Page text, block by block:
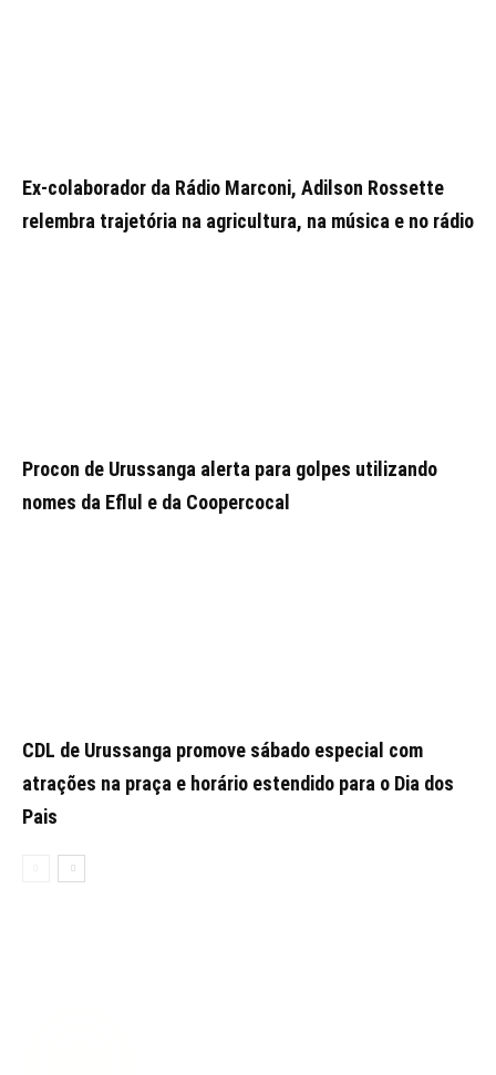
Ex-colaborador da Rádio Marconi, Adilson Rossette
relembra trajetória na agricultura, na música e no rádio
Procon de Urussanga alerta para golpes utilizando
nomes da Eflul e da Coopercocal
CDL de Urussanga promove sábado especial com
atrações na praça e horário estendido para o Dia dos
Pais